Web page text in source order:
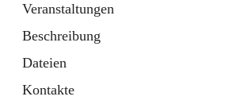
Veranstaltungen
Beschreibung
Dateien
Kontakte